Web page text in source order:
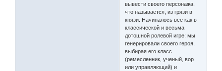
вывести своего персонажа,
что называется, из грязи в
князи. Начиналось все как в
классической и весьма
дотошной ролевой игре: мы
генерировали своего героя,
выбирая его класс
(ремесленник, ученый, вор
или управляющий) и